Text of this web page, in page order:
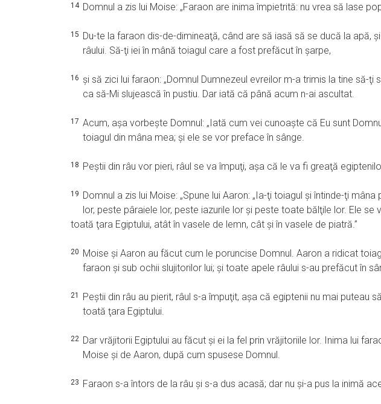
14 Domnul a zis lui Moise: „Faraon are inima împietrită: nu vrea să lase
15 Du-te la faraon dis-de-dimineaţă, când are să iasă să se ducă la apă,
râului. Să-ţi iei în mână toiagul care a fost prefăcut în şarpe,
16 şi să zici lui faraon: „Domnul Dumnezeul evreilor m-a trimis la tine să-ţi
ca să-Mi slujească în pustiu. Dar iată că până acum n-ai ascultat.
17 Acum, aşa vorbeşte Domnul: „Iată cum vei cunoaşte că Eu sunt
toiagul din mâna mea; şi ele se vor preface în sânge.
18 Peştii din râu vor pieri, râul se va împuţi, aşa că le va fi greaţă
19 Domnul a zis lui Moise: „Spune lui Aaron: „Ia-ţi toiagul şi întinde-ţi
lor, peste pâraiele lor, peste iazurile lor şi peste toate bălţile lor. Ele se
toată ţara Egiptului, atât în vasele de lemn, cât şi în vasele de piatră.”
20 Moise şi Aaron au făcut cum le poruncise Domnul. Aaron a ridicat
faraon şi sub ochii slujitorilor lui; şi toate apele râului s-au prefăcut în
21 Peştii din râu au pierit, râul s-a împuţit, aşa că egiptenii nu mai puteau
toată ţara Egiptului.
22 Dar vrăjitorii Egiptului au făcut şi ei la fel prin vrăjitoriile lor. Inima lui
Moise şi de Aaron, după cum spusese Domnul.
23 Faraon s-a întors de la râu şi s-a dus acasă; dar nu şi-a pus la inimă